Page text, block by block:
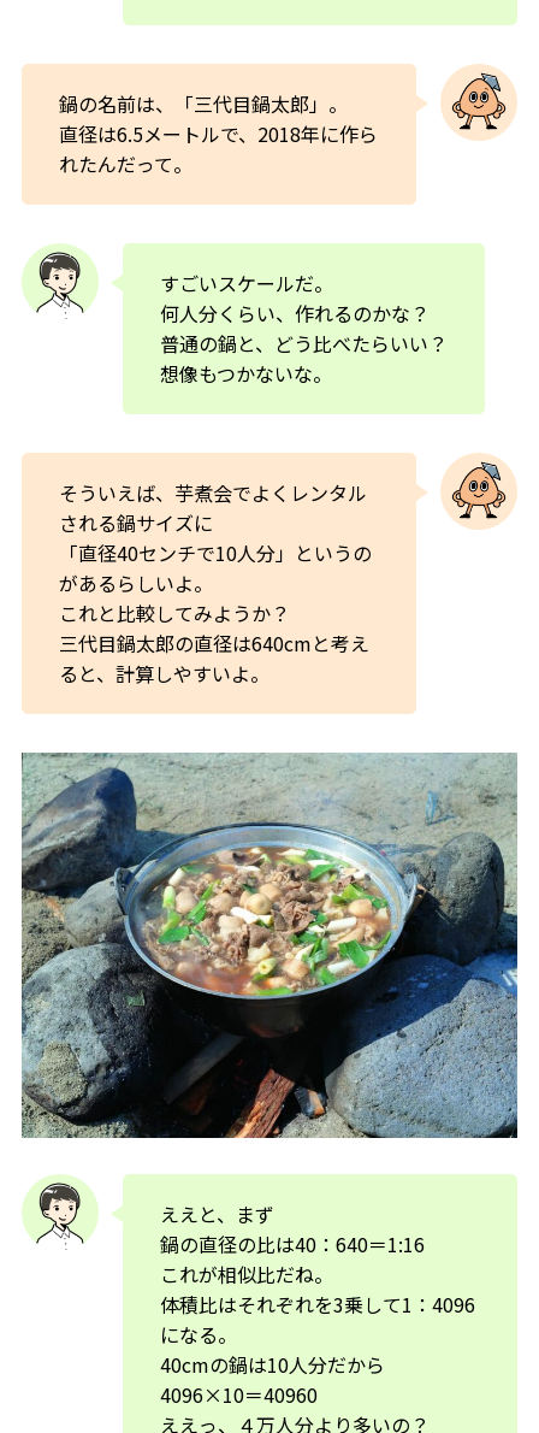
鍋の名前は、「三代目鍋太郎」。
直径は6.5メートルで、2018年に作ら
れたんだって。
すごいスケールだ。
何人分くらい、作れるのかな？
普通の鍋と、どう比べたらいい？
想像もつかないな。
そういえば、芋煮会でよくレンタル
される鍋サイズに
「直径40センチで10人分」というの
があるらしいよ。
これと比較してみようか？
三代目鍋太郎の直径は640cmと考え
ると、計算しやすいよ。
ええと、まず
鍋の直径の比は40：640＝1:16
これが相似比だね。
体積比はそれぞれを3乗して1：4096
になる。
40cmの鍋は10人分だから
4096×10＝40960
ええっ、４万人分より多いの？